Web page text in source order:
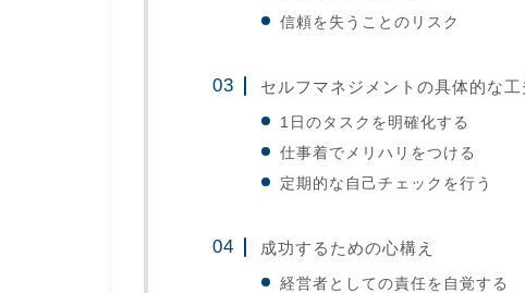
信頼を失うことのリスク
セルフマネジメントの具体的な工
1日のタスクを明確化する
仕事着でメリハリをつける
定期的な自己チェックを行う
成功するための心構え
経営者としての責任を自覚する